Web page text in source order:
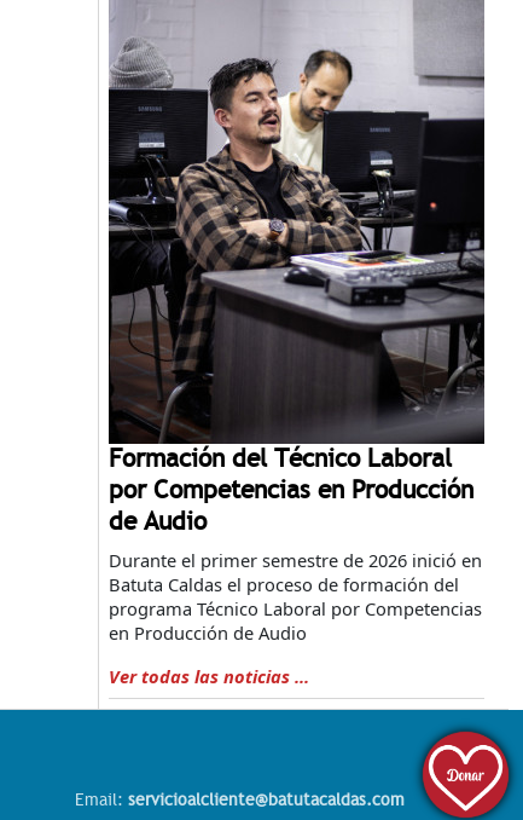
Formación del Técnico Laboral
por Competencias en Producción
de Audio
Durante el primer semestre de 2026 inició en
Batuta Caldas el proceso de formación del
programa Técnico Laboral por Competencias
en Producción de Audio
Ver todas las noticias ...
Email:servicioalcliente@batutacaldas.com